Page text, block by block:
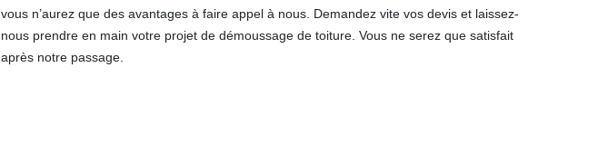
vous n’aurez que des avantages à faire appel à nous. Demandez vite vos devis et laissez-
nous prendre en main votre projet de démoussage de toiture. Vous ne serez que satisfait
après notre passage.